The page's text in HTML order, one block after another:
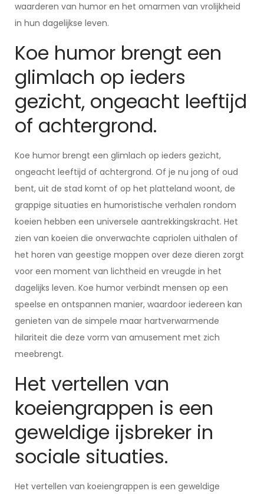
waarderen van humor en het omarmen van vrolijkheid
in hun dagelijkse leven.
Koe humor brengt een
glimlach op ieders
gezicht, ongeacht leeftijd
of achtergrond.
Koe humor brengt een glimlach op ieders gezicht,
ongeacht leeftijd of achtergrond. Of je nu jong of oud
bent, uit de stad komt of op het platteland woont, de
grappige situaties en humoristische verhalen rondom
koeien hebben een universele aantrekkingskracht. Het
zien van koeien die onverwachte capriolen uithalen of
het horen van geestige moppen over deze dieren zorgt
voor een moment van lichtheid en vreugde in het
dagelijks leven. Koe humor verbindt mensen op een
speelse en ontspannen manier, waardoor iedereen kan
genieten van de simpele maar hartverwarmende
hilariteit die deze vorm van amusement met zich
meebrengt.
Het vertellen van
koeiengrappen is een
geweldige ijsbreker in
sociale situaties.
Het vertellen van koeiengrappen is een geweldige